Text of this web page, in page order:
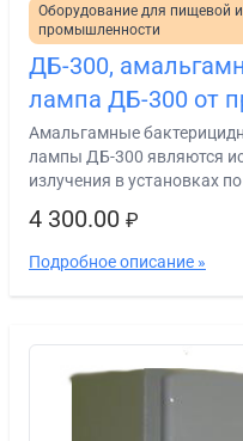
Оборудование для пищевой
промышленности
ДБ-300,
лампа ДБ-300 от
Амальгамные
лампы ДБ-300 являются
излучения в установках
4 300.00 ₽
Подробное описание »